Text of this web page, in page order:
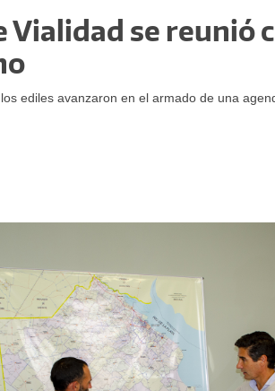
Vialidad se reunió
ediles avanzaron en el armado de una